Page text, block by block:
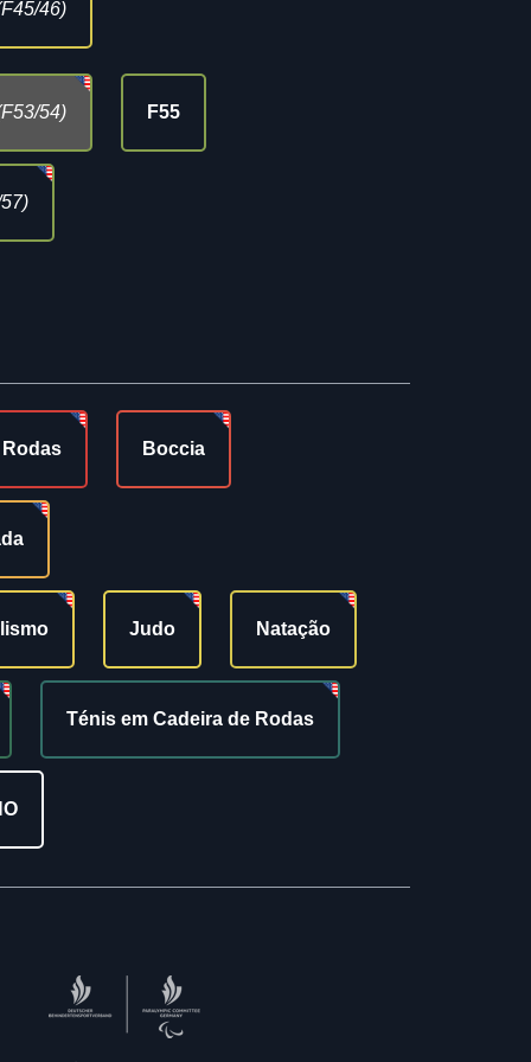
46)
54) F55
Boccia
Judo Natação
Ténis em Cadeira de Rodas